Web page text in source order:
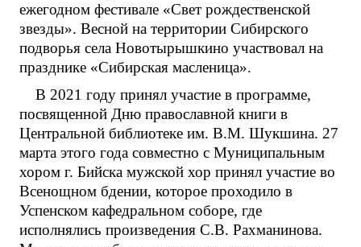
ежегодном фестивале «Свет рождественской
звезды». Весной на территории Сибирского
подворья села Новотырышкино участвовал на
празднике «Сибирская масленица».
В 2021 году принял участие в программе,
посвященной Дню православной книги в
Центральной библиотеке им. В.М. Шукшина. 27
марта этого года совместно с Муниципальным
хором г. Бийска мужской хор принял участие во
Всенощном бдении, которое проходило в
Успенском кафедральном соборе, где
исполнялись произведения С.В. Рахманинова.